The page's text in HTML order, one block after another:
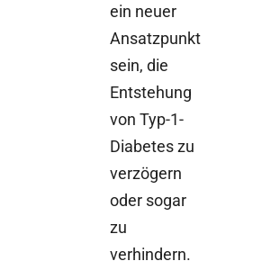
ein neuer
Ansatzpunkt
sein, die
Entstehung
von Typ-1-
Diabetes zu
verzögern
oder sogar
zu
verhindern.